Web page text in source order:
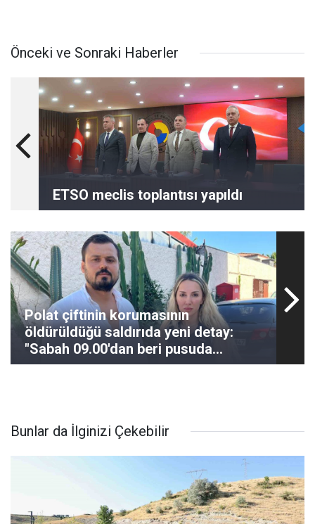
Önceki ve Sonraki Haberler
ETSO meclis toplantısı yapıldı
Polat çiftinin korumasının
öldürüldüğü saldırıda yeni detay:
"Sabah 09.00'dan beri pusuda
beklemiş"
Bunlar da İlginizi Çekebilir